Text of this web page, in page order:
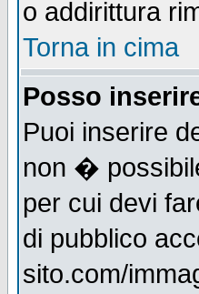
o addirittura
Torna in cima
Posso
Puoi inserire
non �
per cui devi
di pubblico
sito.com/